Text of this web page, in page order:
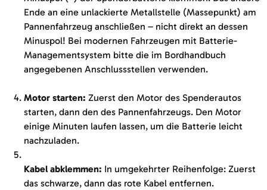
Ende an eine unlackierte Metallstelle (Massepunkt) am
Pannenfahrzeug anschließen – nicht direkt an dessen
Minuspol! Bei modernen Fahrzeugen mit Batterie-
Managementsystem bitte die im Bordhandbuch
angegebenen Anschlussstellen verwenden.
Motor starten: Zuerst den Motor des Spenderautos
starten, dann den des Pannenfahrzeugs. Den Motor
einige Minuten laufen lassen, um die Batterie leicht
nachzuladen.
Kabel abklemmen: In umgekehrter Reihenfolge: Zuerst
das schwarze, dann das rote Kabel entfernen.